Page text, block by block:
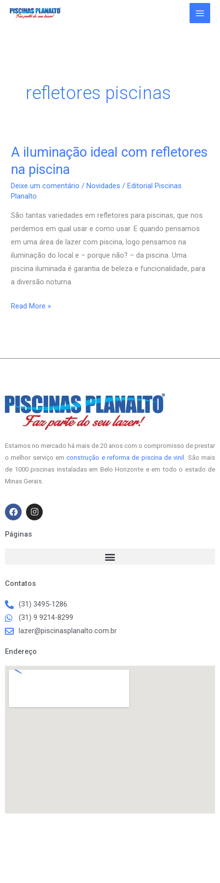
refletores piscinas
A iluminação ideal com refletores
na piscina
Deixe um comentário /Novidades /Editorial Piscinas
Planalto
São tantas variedades em refletores para piscinas, que nos
perdemos em qual usar e como usar. E quando pensamos
em uma área de lazer com piscina, logo pensamos na
iluminação do local e – porque não? – da piscina. Uma
piscina iluminada é garantia de beleza e funcionalidade, para
a diversão noturna.
A
iluminação
ideal
com
na
piscina
Read More »
Estamos no mercado há mais de 20 anos com o compromisso de prestar
o melhor serviço emconstrução e reforma de piscina de vinil . São mais
de 1000 piscinas instaladas em Belo Horizonte e em todo o estado de
Minas Gerais.
F
a
c
e
b
I
n
s
Páginas
Contatos
(31) 3495-1286
(31) 9 9214-8299
lazer@piscinasplanalto.com.br
Endereço